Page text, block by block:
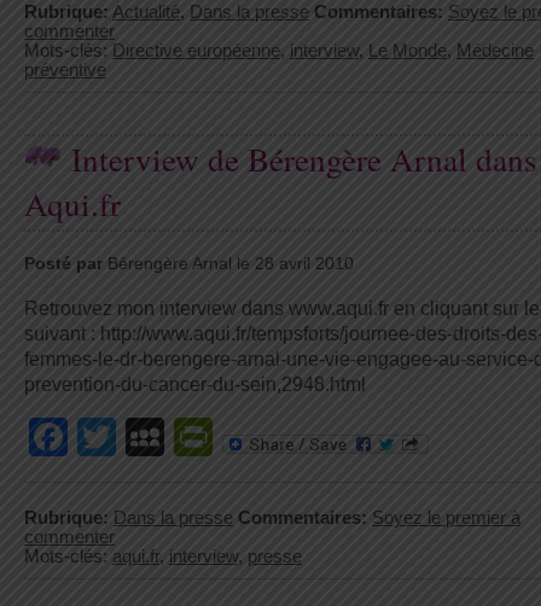
Rubrique: Actualité, Dans la presse Commentaires: Soyez le
commenter
Mots-clés: Directive européenne, interview, Le Monde, Médecine
préventive
Interview de Bérengère Arnal dans
Aqui.fr
Posté par Bérengère Arnal le 28 avril 2010
Retrouvez mon interview dans www.aqui.fr en cliquant sur
suivant : http://www.aqui.fr/tempsforts/journee-des-droits-
femmes-le-dr-berengere-arnal-une-vie-engagee-au-service-
prevention-du-cancer-du-sein,2948.html
Facebook
TwitterMySpace
PrintFriendly
Rubrique: Dans la presse Commentaires: Soyez le premier à
commenter
Mots-clés: aqui.fr, interview, presse